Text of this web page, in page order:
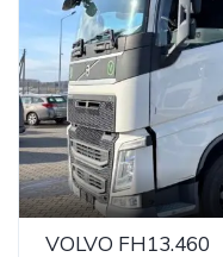
VOLVO FH13.460